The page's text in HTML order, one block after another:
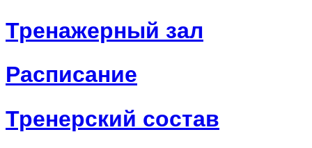
Тренажерный зал
Расписание
Тренерский состав